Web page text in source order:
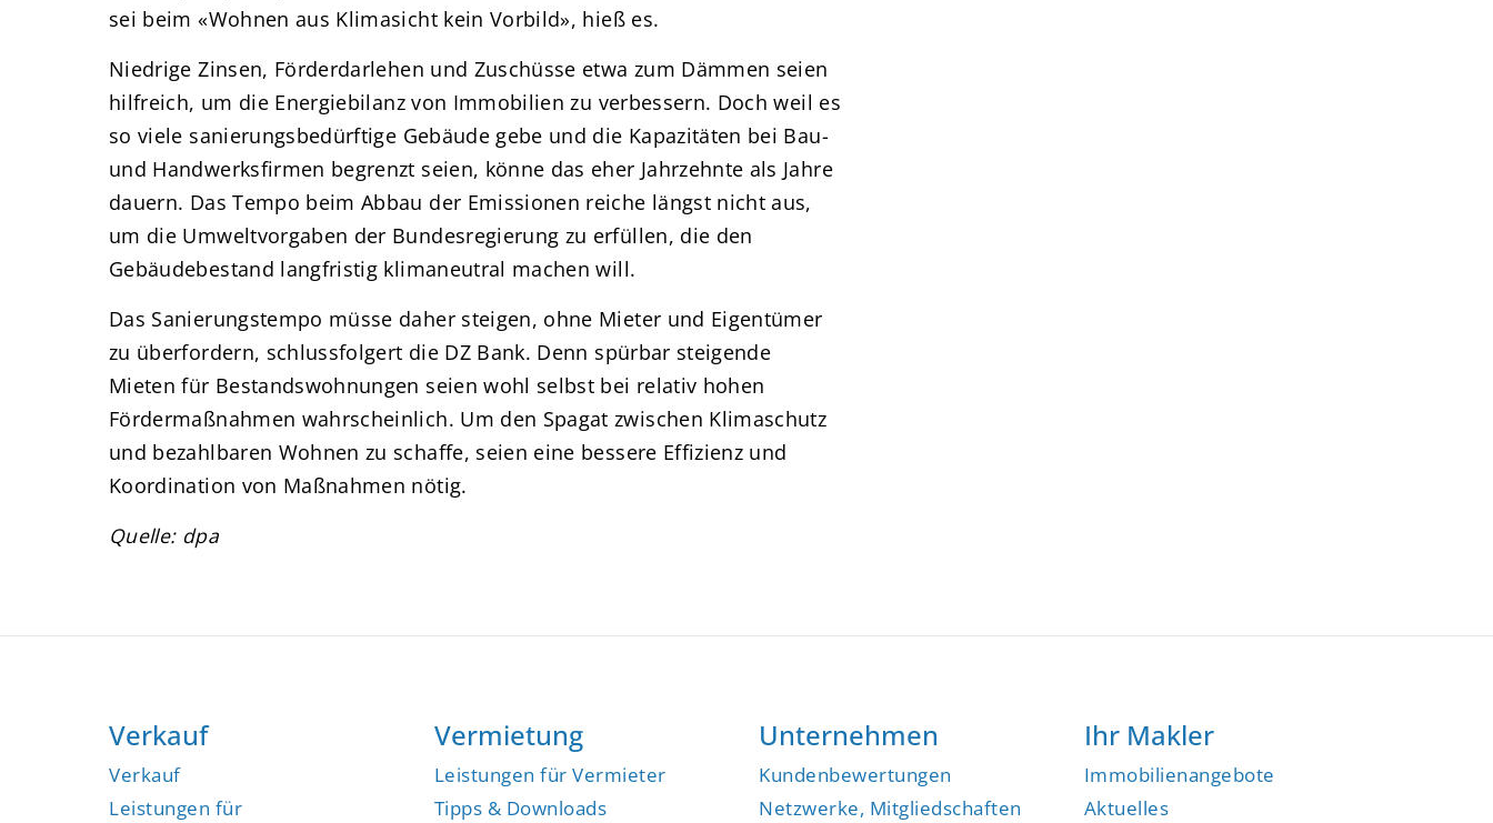
sei beim «Wohnen aus Klimasicht kein Vorbild», hieß es.
Niedrige Zinsen, Förderdarlehen und Zuschüsse etwa zum Dämmen seien
hilfreich, um die Energiebilanz von Immobilien zu verbessern. Doch weil es
so viele sanierungsbedürftige Gebäude gebe und die Kapazitäten bei Bau-
und Handwerksfirmen begrenzt seien, könne das eher Jahrzehnte als Jahre
dauern. Das Tempo beim Abbau der Emissionen reiche längst nicht aus,
um die Umweltvorgaben der Bundesregierung zu erfüllen, die den
Gebäudebestand langfristig klimaneutral machen will.
Das Sanierungstempo müsse daher steigen, ohne Mieter und Eigentümer
zu überfordern, schlussfolgert die DZ Bank. Denn spürbar steigende
Mieten für Bestandswohnungen seien wohl selbst bei relativ hohen
Fördermaßnahmen wahrscheinlich. Um den Spagat zwischen Klimaschutz
und bezahlbaren Wohnen zu schaffe, seien eine bessere Effizienz und
Koordination von Maßnahmen nötig.
Quelle: dpa
Verkauf
Verkauf
Leistungen für
Vermietung
Leistungen für Vermieter
Tipps & Downloads
Unternehmen
Kundenbewertungen
Netzwerke, Mitgliedschaften
Ihr Makler
Immobilienangebote
Aktuelles